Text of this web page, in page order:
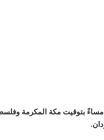
وستنطلق المباراة الساعة 7:30 مساءً بتوقيت